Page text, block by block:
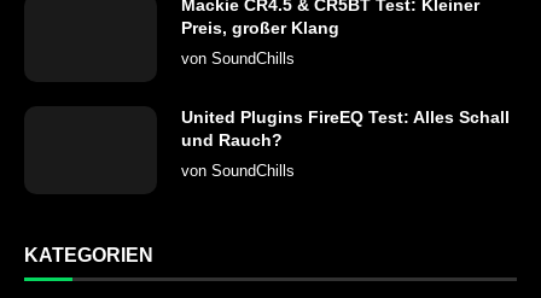
Mackie CR4.5 & CR5BT Test: Kleiner
Preis, großer Klang
von SoundChills
United Plugins FireEQ Test: Alles Schall
und Rauch?
von SoundChills
KATEGORIEN